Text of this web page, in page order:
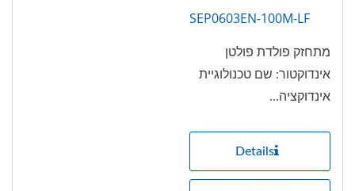
SEP0603EN-100M-LF
מתחזק פולדת פולטן
אינדוקטור: שם טכנולוגיית
אינדוקציה...
Details